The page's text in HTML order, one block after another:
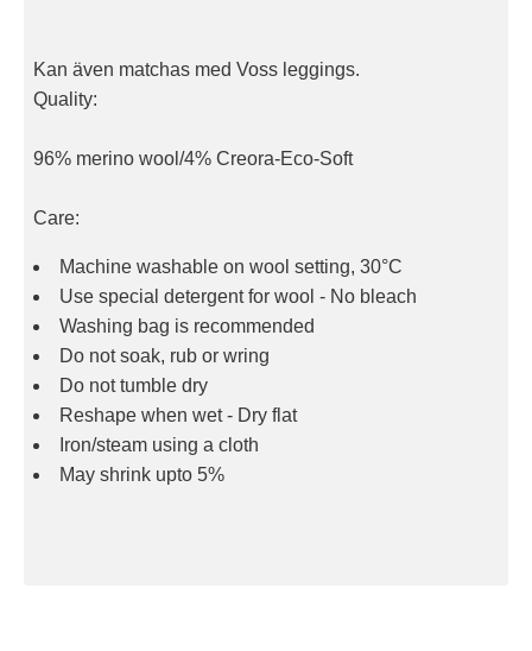
Kan även matchas med Voss leggings.
Quality:
96% merino wool/4% Creora-Eco-Soft
Care:
Machine washable on wool setting, 30°C
Use special detergent for wool - No bleach
Washing bag is recommended
Do not soak, rub or wring
Do not tumble dry
Reshape when wet - Dry flat
Iron/steam using a cloth
May shrink upto 5%